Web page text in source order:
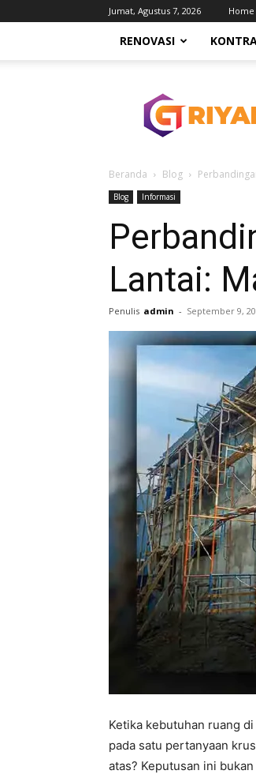
Jumat, Agustus 7, 2026 Home
RENOVASI
Beranda Blog
Blog Informasi
Lantai:
Penulis admin - September 9,
Ketika kebutuhan ruang
pada satu pertanyaan
atas? Keputusan ini